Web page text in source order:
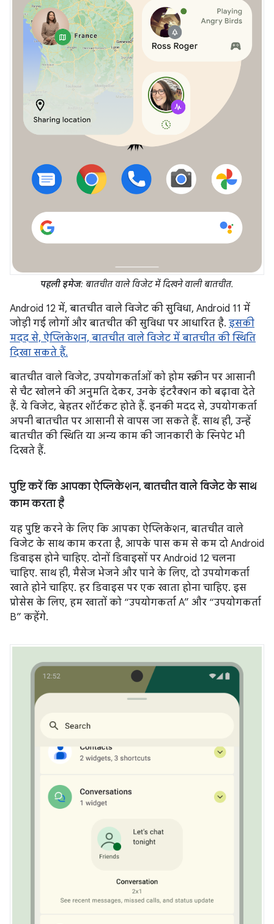
पहली इमेज: बातचीत वाले विजेट में दिखने वाली बातचीत.
Android 12 में, बातचीत वाले विजेट की सुविधा, Android 11 में
जोड़ी गई लोगों और बातचीत की सुविधा पर आधारित है. इसकी
मदद से, ऐप्लिकेशन, बातचीत वाले विजेट में बातचीत की स्थिति
दिखा सकते हैं.
बातचीत वाले विजेट, उपयोगकर्ताओं को होम स्क्रीन पर आसानी
से चैट खोलने की अनुमति देकर, उनके इंटरैक्शन को बढ़ावा देते
हैं. ये विजेट, बेहतर शॉर्टकट होते हैं. इनकी मदद से, उपयोगकर्ता
अपनी बातचीत पर आसानी से वापस जा सकते हैं. साथ ही, उन्हें
बातचीत की स्थिति या अन्य काम की जानकारी के स्निपेट भी
दिखते हैं.
पुष्टि करें कि आपका ऐप्लिकेशन,बातचीत वाले विजेट के साथ
काम करता है
यह पुष्टि करने के लिए कि आपका ऐप्लिकेशन, बातचीत वाले
विजेट के साथ काम करता है, आपके पास कम से कम दो Android
डिवाइस होने चाहिए. दोनों डिवाइसों पर Android 12 चलना
चाहिए. साथ ही, मैसेज भेजने और पाने के लिए, दो उपयोगकर्ता
खाते होने चाहिए. हर डिवाइस पर एक खाता होना चाहिए. इस
प्रोसेस के लिए, हम खातों को “उपयोगकर्ता A” और “उपयोगकर्ता
B” कहेंगे.